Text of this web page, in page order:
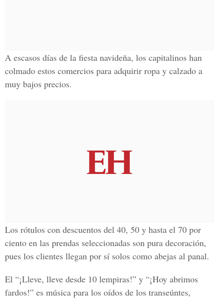
A escasos días de la fiesta navideña, los capitalinos han
colmado estos comercios para adquirir ropa y calzado a
muy bajos precios.
Los rótulos con descuentos del 40, 50 y hasta el 70 por
ciento en las prendas seleccionadas son pura decoración,
pues los clientes llegan por sí solos como abejas al panal.
El “¡Lleve, lleve desde 10 lempiras!” y “¡Hoy abrimos
fardos!” es música para los oídos de los transeúntes,